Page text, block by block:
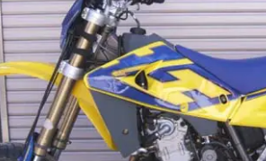
SM400R
展
示
中
へ
の